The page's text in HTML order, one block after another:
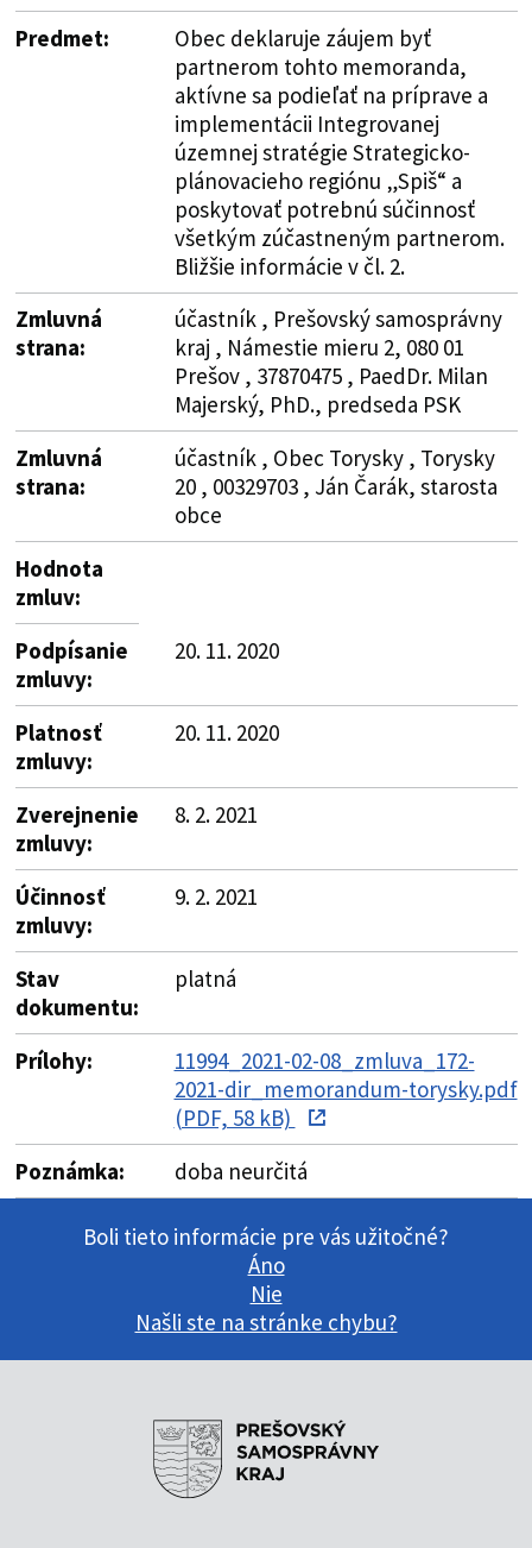
Predmet:
Obec deklaruje záujem byť
partnerom tohto memoranda,
aktívne sa podieľať na príprave a
implementácii Integrovanej
územnej stratégie Strategicko-
plánovacieho regiónu „Spiš“ a
poskytovať potrebnú súčinnosť
všetkým zúčastneným partnerom.
Bližšie informácie v čl. 2.
Zmluvná
strana:
účastník , Prešovský samosprávny
kraj , Námestie mieru 2, 080 01
Prešov , 37870475 , PaedDr. Milan
Majerský, PhD., predseda PSK
Zmluvná
strana:
účastník , Obec Torysky , Torysky
20 , 00329703 , Ján Čarák, starosta
obce
Hodnota
zmluv:
Podpísanie
zmluvy:
20. 11. 2020
Platnosť
zmluvy:
20. 11. 2020
Zverejnenie
zmluvy:
8. 2. 2021
Účinnosť
zmluvy:
9. 2. 2021
Stav
dokumentu:
platná
Prílohy:
11994_2021-02-08_zmluva_172-
2021-dir_memorandum-torysky.pdf
(PDF, 58 kB)
Poznámka:
doba neurčitá
Boli tieto informácie pre vás užitočné?
Áno
Nie
Našli ste na stránke chybu?